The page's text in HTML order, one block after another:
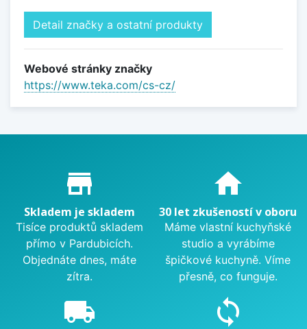
Detail značky a ostatní produkty
Webové stránky značky
https://www.teka.com/cs-cz/
Proč nakupovat u nás?
store_mall_directory
Skladem je skladem
Tisíce produktů skladem
přímo v Pardubicích.
Objednáte dnes, máte
zítra.
home
30 let zkušeností v oboru
Máme vlastní kuchyňské
studio a vyrábíme
špičkové kuchyně. Víme
přesně, co funguje.
local_shipping sync